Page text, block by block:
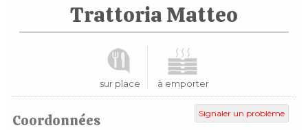
Trattoria Matteo
sur place à emporter
Signaler un problème
Coordonnées